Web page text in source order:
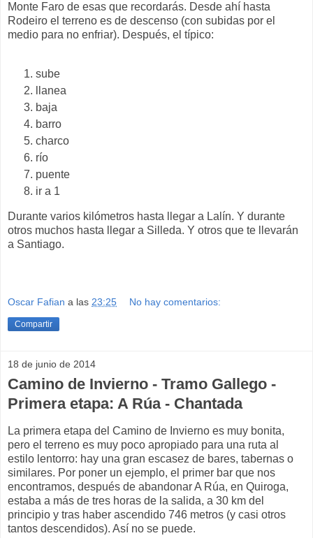
Monte Faro de esas que recordarás. Desde ahí hasta
Rodeiro el terreno es de descenso (con subidas por el
medio para no enfriar). Después, el típico:
sube
llanea
baja
barro
charco
río
puente
ir a 1
Durante varios kilómetros hasta llegar a Lalín. Y durante
otros muchos hasta llegar a Silleda. Y otros que te llevarán
a Santiago.
Oscar Fafian a las 23:25 No hay comentarios:
Compartir
18 de junio de 2014
Camino de Invierno - Tramo Gallego -
Primera etapa: A Rúa - Chantada
La primera etapa del Camino de Invierno es muy bonita,
pero el terreno es muy poco apropiado para una ruta al
estilo lentorro: hay una gran escasez de bares, tabernas o
similares. Por poner un ejemplo, el primer bar que nos
encontramos, después de abandonar A Rúa, en Quiroga,
estaba a más de tres horas de la salida, a 30 km del
principio y tras haber ascendido 746 metros (y casi otros
tantos descendidos). Así no se puede.